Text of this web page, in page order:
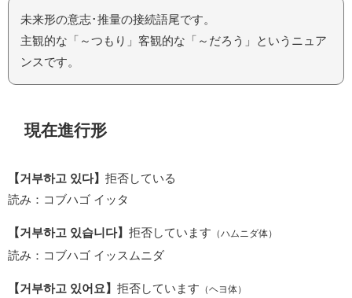
未来形の意志･推量の接続語尾です。
主観的な「～つもり」客観的な「～だろう」というニュア
ンスです。
現在進行形
【거부하고 있다】 拒否している
読み：コブハゴ イッタ
【거부하고 있습니다】 拒否しています （ハムニダ体）
読み：コブハゴ イッスムニダ
【거부하고 있어요】 拒否しています （ヘヨ体）